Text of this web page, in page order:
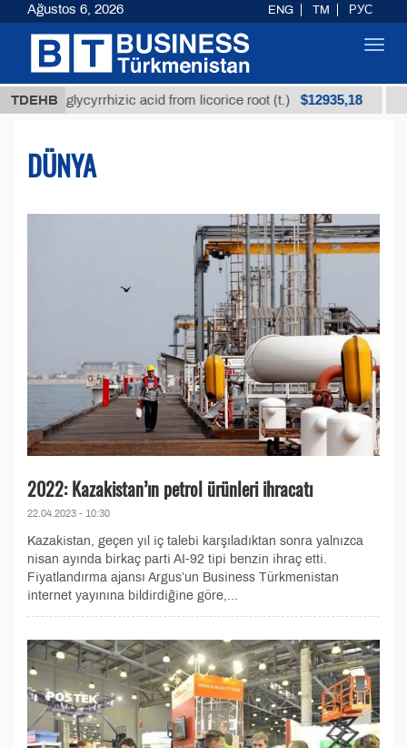
TDEHB
glycyrrhizic acid from licorice root (t.) $12935,18 Low-
DÜNYA
2022: Kazakistan’ın petrol ürünleri ihracatı
22.04.2023 - 10:30
Kazakistan, geçen yıl iç talebi karşıladıktan sonra yalnızca
nisan ayında birkaç parti AI-92 tipi benzin ihraç etti.
Fiyatlandırma ajansı Argus’un Business Türkmenistan
internet yayınına bildirdiğine göre,...
Ağustos 6, 2026 ENG TM РУС